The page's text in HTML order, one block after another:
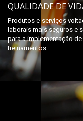
QUALIDADE DE
Produtos e serviços
laborais mais seguros e
para a implementação
treinamentos.